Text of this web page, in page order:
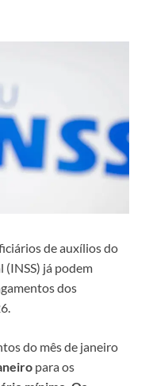
de auxílios do
já podem
dos
do mês de janeiro
para os